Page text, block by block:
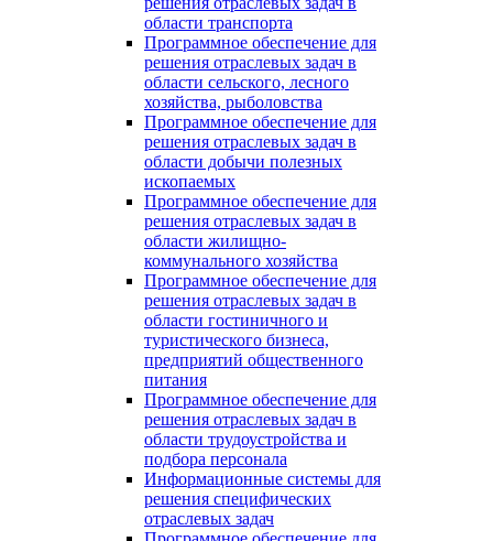
области транспорта
Программное обеспечение для
решения отраслевых задач в
области сельского, лесного
хозяйства, рыболовства
Программное обеспечение для
решения отраслевых задач в
области добычи полезных
ископаемых
Программное обеспечение для
решения отраслевых задач в
области жилищно-
коммунального хозяйства
Программное обеспечение для
решения отраслевых задач в
области гостиничного и
туристического бизнеса,
предприятий общественного
питания
Программное обеспечение для
решения отраслевых задач в
области трудоустройства и
подбора персонала
Информационные системы для
решения специфических
отраслевых задач